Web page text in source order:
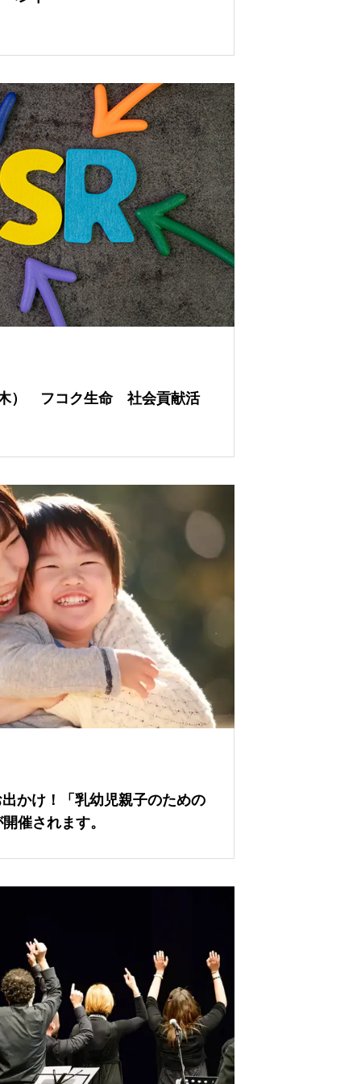
木） フコク生命 社会貢献活
かけ！「乳幼児親子のための
催されます。